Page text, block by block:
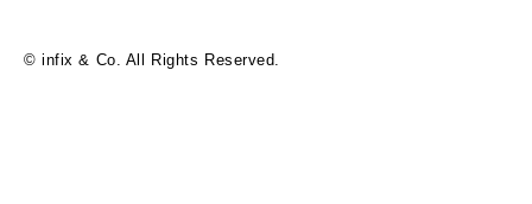
© infix & Co. All Rights Reserved.